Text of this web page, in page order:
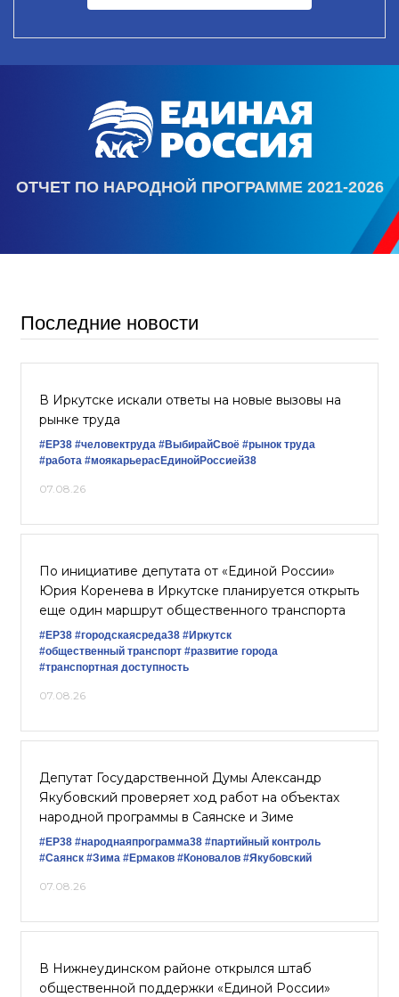
ОТЧЕТ ПО НАРОДНОЙ ПРОГРАММЕ 2021-2026
Последние новости
В Иркутске искали ответы на новые вызовы на
рынке труда
#ЕР38 #человектруда #ВыбирайСвоё #рынок труда
#работа #моякарьерасЕдинойРоссией38
07.08.26
По инициативе депутата от «Единой России»
Юрия Коренева в Иркутске планируется открыть
еще один маршрут общественного транспорта
#ЕР38 #городскаясреда38 #Иркутск
#общественный транспорт #развитие города
#транспортная доступность
07.08.26
Депутат Государственной Думы Александр
Якубовский проверяет ход работ на объектах
народной программы в Саянске и Зиме
#ЕР38 #народнаяпрограмма38 #партийный контроль
#Саянск #Зима #Ермаков #Коновалов #Якубовский
07.08.26
В Нижнеудинском районе открылся штаб
общественной поддержки «Единой России»